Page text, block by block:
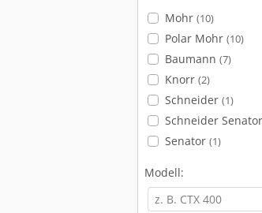
Mohr (10)
Polar Mohr (10)
Baumann (7)
Knorr (2)
Schneider (1)
Schneider Senator
Senator (1)
Modell: